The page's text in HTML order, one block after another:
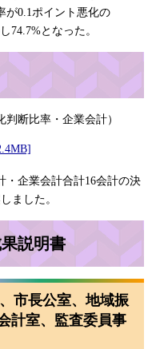
が0.1ポイント悪化の
74.7%となった。
判断比率・企業会計）
・企業会計合計16会計の決
ました。
説明書
市長公室、地域振
計室、監査委員事